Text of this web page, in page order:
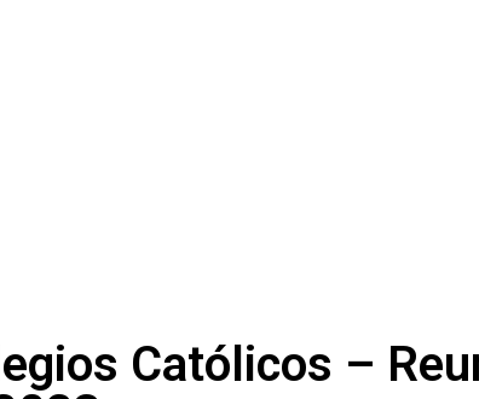
Católicos –